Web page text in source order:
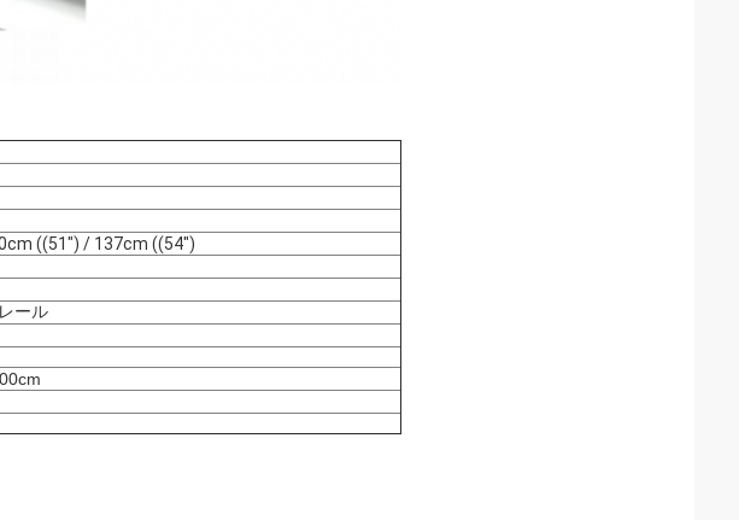
((51") / 137cm ((54")
ール